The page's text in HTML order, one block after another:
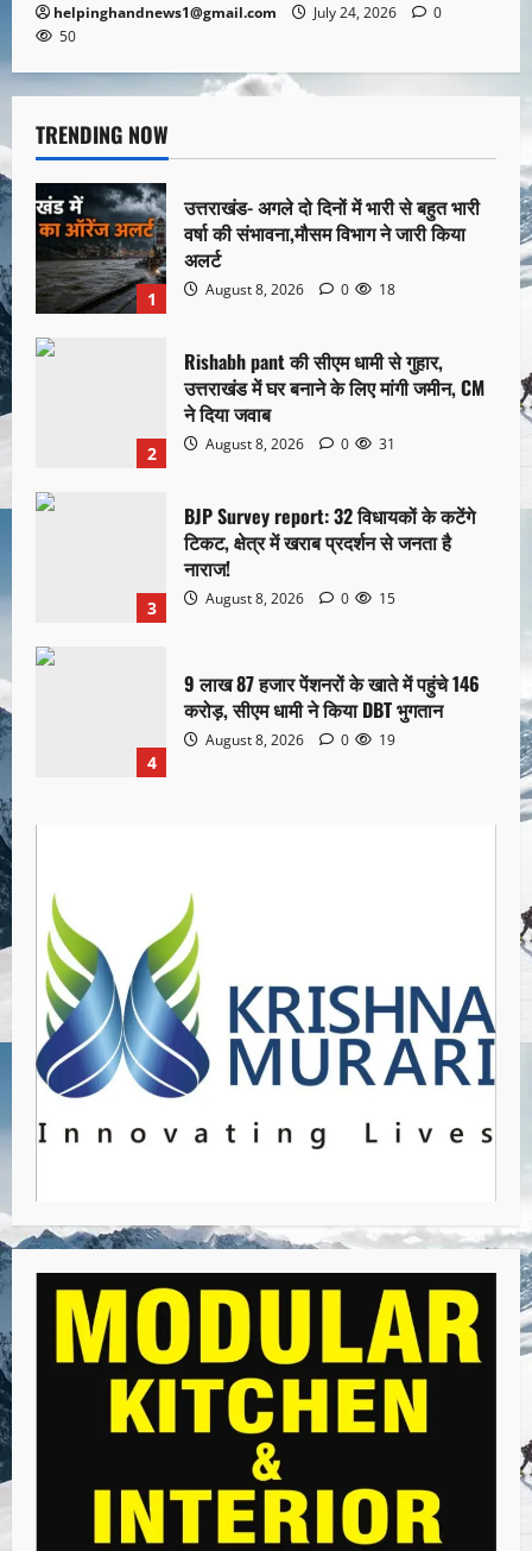
helpinghandnews1@gmail.com July 24, 2026
0
50
TRENDING NOW
1
उत्तराखंड- अगले दो दिनों में भारी से बहुत भारी
वर्षा की संभावना,मौसम विभाग ने जारी किया
अलर्ट
August 8, 2026 0 18
2
Rishabh pant की सीएम धामी से गुहार,
उत्तराखंड में घर बनाने के लिए मांगी जमीन, CM
ने दिया जवाब
August 8, 2026 0 31
3
BJP Survey report: 32 विधायकों के कटेंगे
टिकट, क्षेत्र में खराब प्रदर्शन से जनता है
नाराज!
August 8, 2026 0 15
4
9 लाख 87 हजार पेंशनरों के खाते में पहुंचे 146
करोड़, सीएम धामी ने किया DBT भुगतान
August 8, 2026 0 19